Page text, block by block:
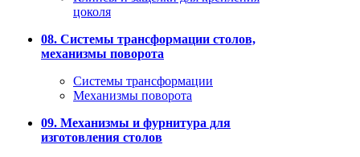
цоколя
08. Системы трансформации столов,
механизмы поворота
Системы трансформации
Механизмы поворота
09. Механизмы и фурнитура для
изготовления столов